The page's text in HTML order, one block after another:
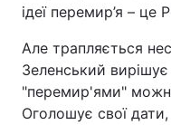
ідеї перемир’я – це
Але трапляється
Зеленський
"перемир'ями"
Оголошує свої